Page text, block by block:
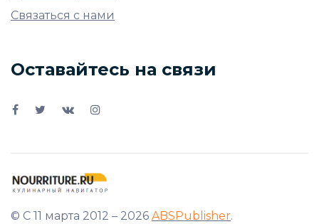
Связаться с нами
Оставайтесь на связи
© С 11 марта 2012 – 2026 ABSPublisher.